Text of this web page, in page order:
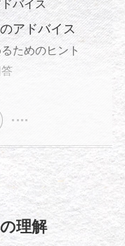
バイス
アドバイス
ためのヒント
理解